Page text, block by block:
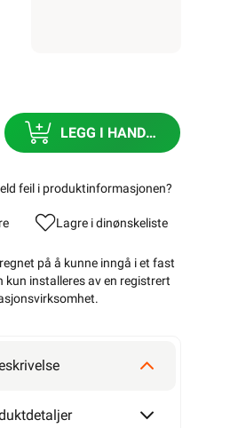
LEGG I HANDLEKURV
feil i produktinformasjonen?
Lagre i dinønskeliste
på å kunne inngå i et fast
kun installeres av en registrert
.